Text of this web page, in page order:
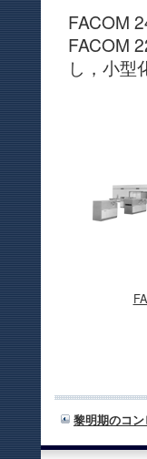
FACOM
FACOM
し，小型
黎明期のコ